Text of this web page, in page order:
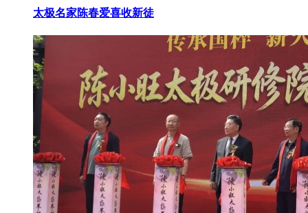
太极名家陈春爱喜收新徒